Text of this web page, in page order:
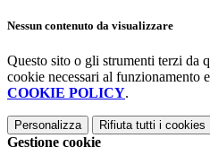
Nessun contenuto da visualizzare
Questo sito o gli strumenti terzi da
cookie necessari al funzionamento
COOKIE POLICY.
Personalizza Rifiuta tutti i cookies
Gestione cookie